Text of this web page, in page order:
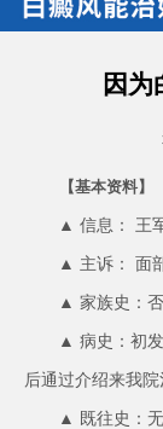
因
【基本资料】
▲ 信息： 王军
▲ 主诉： 面部
▲ 家族史：否
▲ 病史：初发白
后通过介绍来我院
▲ 既往史：无